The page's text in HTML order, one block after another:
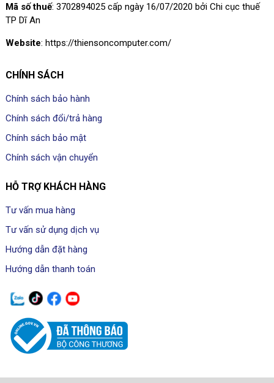
Mã số thuế: 3702894025 cấp ngày 16/07/2020 bởi Chi cục thuế
TP Dĩ An
Website: https://thiensoncomputer.com/
CHÍNH SÁCH
Chính sách bảo hành
Chính sách đổi/trả hàng
Chính sách bảo mật
Chính sách vận chuyển
HỖ TRỢ KHÁCH HÀNG
Tư vấn mua hàng
Tư vấn sử dụng dịch vụ
Hướng dẫn đặt hàng
Hướng dẫn thanh toán